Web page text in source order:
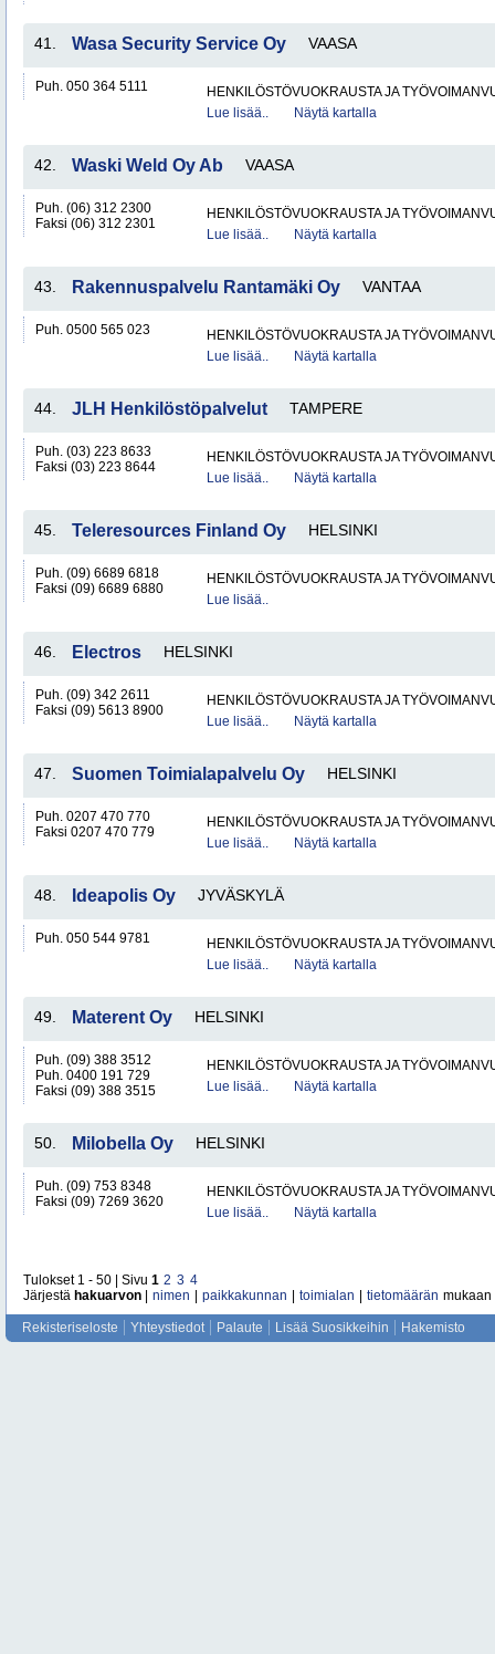
41. Wasa Security Service Oy VAASA
Puh. 050 364 5111
HENKILÖSTÖVUOKRAUSTA JA
Lue lisää..
Näytä kartalla
42. Waski Weld Oy Ab VAASA
Puh. (06) 312 2300
Faksi (06) 312 2301
HENKILÖSTÖVUOKRAUSTA JA
Lue lisää..
Näytä kartalla
43. Rakennuspalvelu Rantamäki Oy VANTAA
Puh. 0500 565 023
HENKILÖSTÖVUOKRAUSTA JA
Lue lisää..
Näytä kartalla
44. JLH Henkilöstöpalvelut TAMPERE
Puh. (03) 223 8633
Faksi (03) 223 8644
HENKILÖSTÖVUOKRAUSTA JA
Lue lisää..
Näytä kartalla
45. Teleresources Finland Oy HELSINKI
Puh. (09) 6689 6818
Faksi (09) 6689 6880
HENKILÖSTÖVUOKRAUSTA JA
Lue lisää..
46. Electros HELSINKI
Puh. (09) 342 2611
Faksi (09) 5613 8900
HENKILÖSTÖVUOKRAUSTA JA
Lue lisää..
Näytä kartalla
47. Suomen Toimialapalvelu Oy HELSINKI
Puh. 0207 470 770
Faksi 0207 470 779
HENKILÖSTÖVUOKRAUSTA JA
Lue lisää..
Näytä kartalla
48. Ideapolis Oy JYVÄSKYLÄ
Puh. 050 544 9781
HENKILÖSTÖVUOKRAUSTA JA
Lue lisää..
Näytä kartalla
49. Materent Oy HELSINKI
Puh. (09) 388 3512
Puh. 0400 191 729
Faksi (09) 388 3515
HENKILÖSTÖVUOKRAUSTA JA
Lue lisää..
Näytä kartalla
50. Milobella Oy HELSINKI
Puh. (09) 753 8348
Faksi (09) 7269 3620
HENKILÖSTÖVUOKRAUSTA JA
Lue lisää..
Näytä kartalla
Tulokset 1 - 50 | Sivu 1 2 3 4
Järjestä hakuarvon nimen paikkakunnan toimialan tietomäärän mukaan
Rekisteriseloste Yhteystiedot Palaute Lisää Suosikkeihin Hakemisto